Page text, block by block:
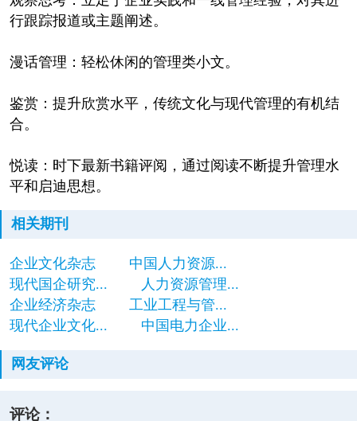
行跟踪报道或主题阐述。
漫话管理：轻松休闲的管理类小文。
鉴赏：提升欣赏水平，传统文化与现代管理的有机结
合。
悦读：时下最新书籍评阅，通过阅读不断提升管理水
平和启迪思想。
相关期刊
企业文化杂志
中国人力资源...
现代国企研究...
人力资源管理...
企业经济杂志
工业工程与管...
现代企业文化...
中国电力企业...
网友评论
评论：